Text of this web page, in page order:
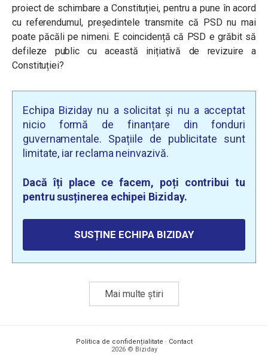
proiect de schimbare a Constituției, pentru a pune în acord
cu referendumul, președintele transmite că PSD nu mai
poate păcăli pe nimeni. E coincidență că PSD e grăbit să
defileze public cu această inițiativă de revizuire a
Constituției?
Echipa Biziday nu a solicitat și nu a acceptat
nicio formă de finanțare din fonduri
guvernamentale. Spațiile de publicitate sunt
limitate, iar reclama neinvazivă.
Dacă îți place ce facem, poți contribui tu
pentru susținerea echipei Biziday.
SUSȚINE ECHIPA BIZIDAY
Mai multe știri
Politica de confidențialitate · Contact
2026 © Biziday